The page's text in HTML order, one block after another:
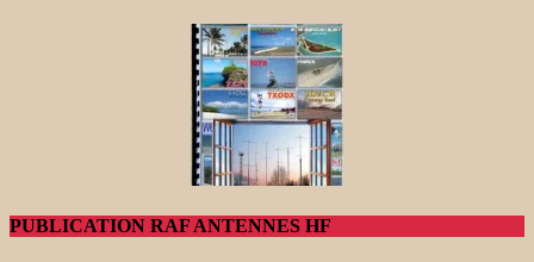
PUBLICATION RAF ANTENNES HF